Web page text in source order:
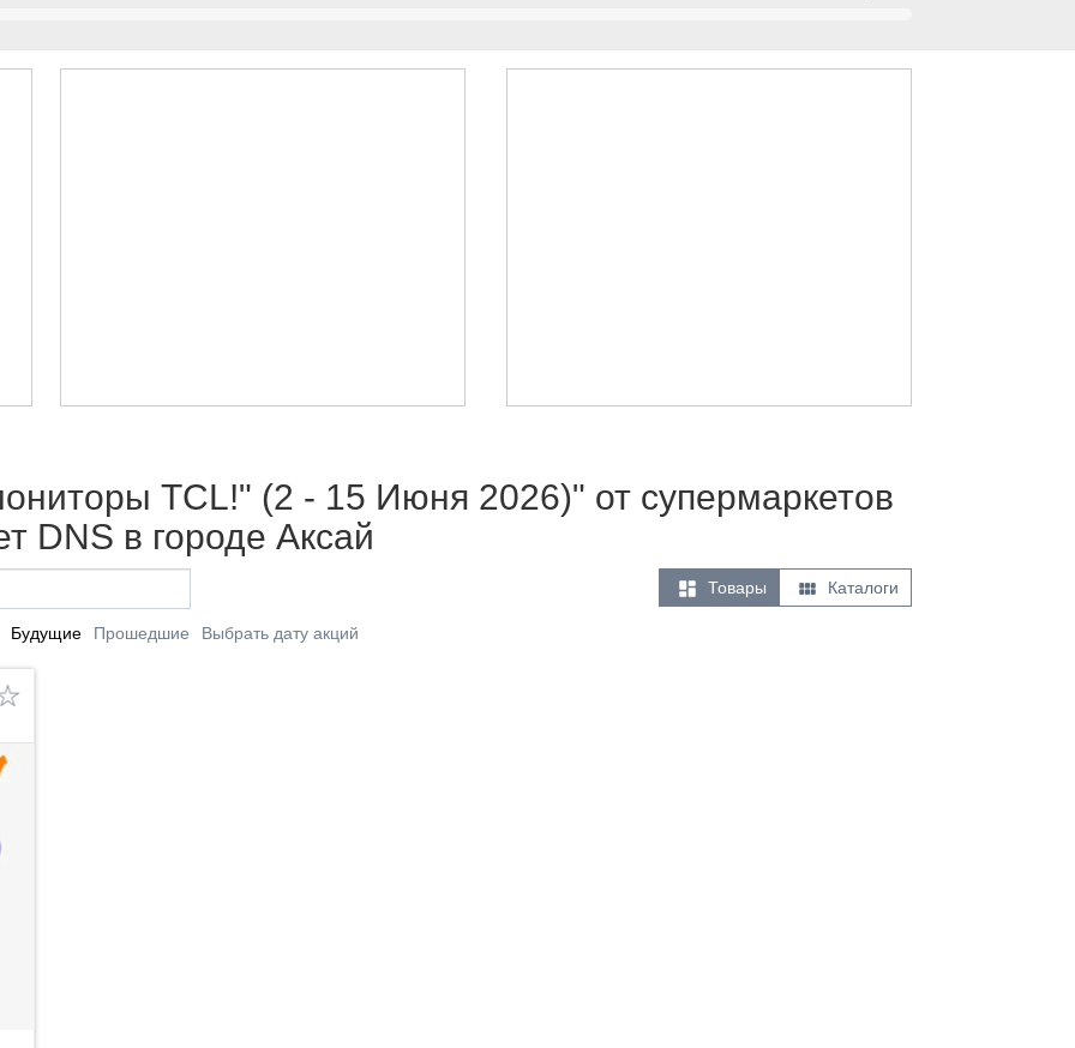
TCL!" (2 - 15 Июня 2026)" от супермаркетов
DNS в городе Аксай
 Товары  Каталоги
Будущие Прошедшие Выбрать дату акций